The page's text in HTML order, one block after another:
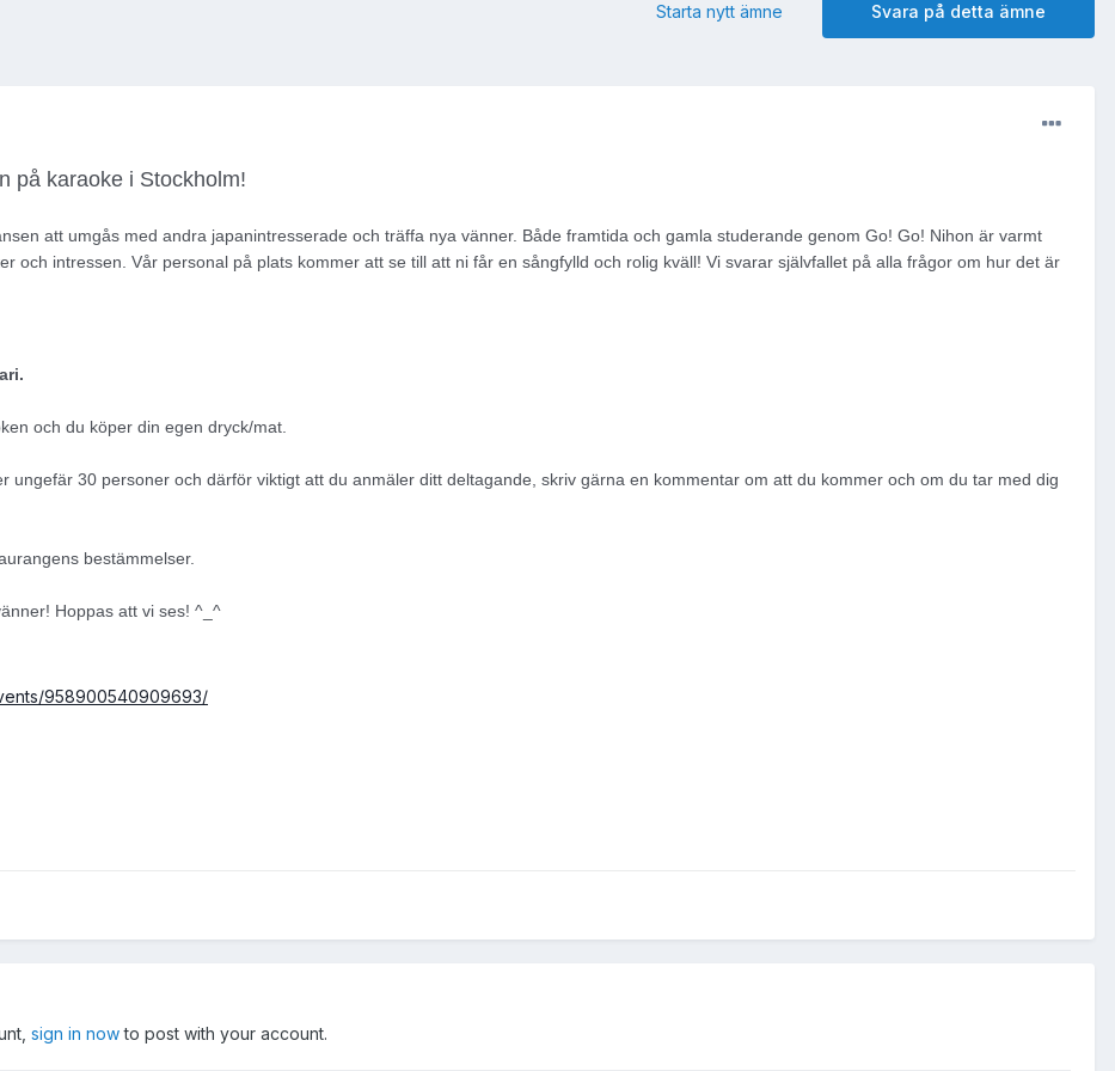
Svara på detta ämne
Starta nytt ämne
på karaoke i Stockholm!
att umgås med andra japanintresserade och träffa nya vänner. Både framtida och gamla studerande genom Go! Go! Nihon är varmt
och intressen. Vår personal på plats kommer att se till att ni får en sångfylld och rolig kväll! Vi svarar självfallet på alla frågor om hur det är
och du köper din egen dryck/mat.
ungefär 30 personer och därför viktigt att du anmäler ditt deltagande, skriv gärna en kommentar om att du kommer och om du tar med dig
bestämmelser.
Hoppas att vi ses! ^_^
958900540909693/
sign in nowto post with your account.